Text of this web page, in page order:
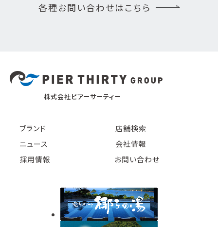
各種お問い合わせはこちら
株式会社ピアーサーティー
ブランド
店舗検索
ニュース
会社情報
採用情報
お問い合わせ